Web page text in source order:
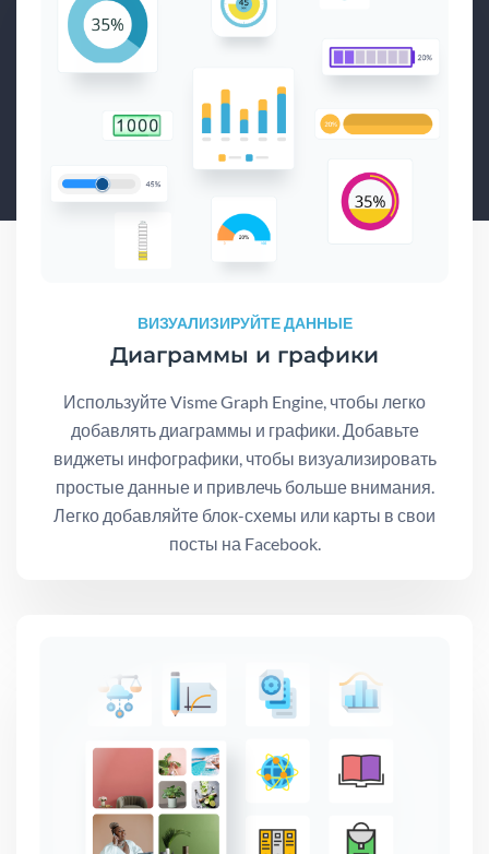
ВИЗУАЛИЗИРУЙТЕ ДАННЫЕ
Диаграммы и графики
Используйте Visme Graph Engine, чтобы легко
добавлять диаграммы и графики. Добавьте
виджеты инфографики, чтобы визуализировать
простые данные и привлечь больше внимания.
Легко добавляйте блок-схемы или карты в свои
посты на Facebook.